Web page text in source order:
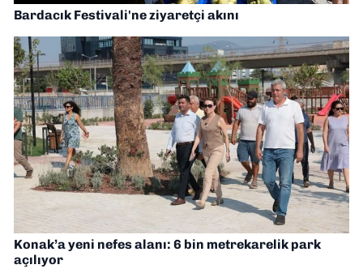
Bardacık Festivali'ne ziyaretçi akını
Konak’a yeni nefes alanı: 6 bin metrekarelik park
açılıyor